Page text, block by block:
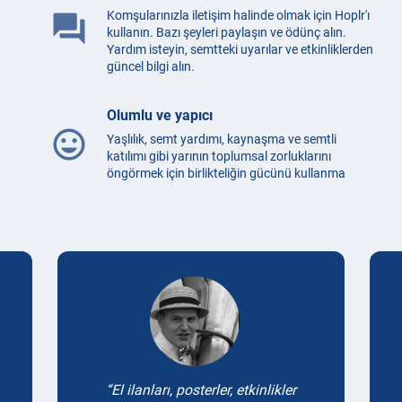
question_answer
Komşularınızla iletişim halinde olmak için Hoplr'ı
kullanın. Bazı şeyleri paylaşın ve ödünç alın.
Yardım isteyin, semtteki uyarılar ve etkinliklerden
güncel bilgi alın.
mood
Olumlu ve yapıcı
Yaşlılık, semt yardımı, kaynaşma ve semtli
katılımı gibi yarının toplumsal zorluklarını
öngörmek için birlikteliğin gücünü kullanma
Testimonials
El ilanları, posterler, etkinlikler